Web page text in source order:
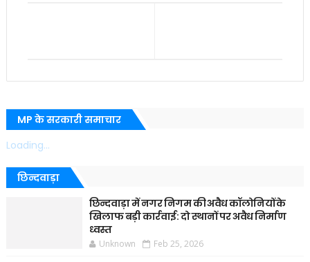
MP के सरकारी समाचार
Loading...
छिन्दवाड़ा
छिन्दवाड़ा में नगर निगम की अवैध कॉलोनियों के
खिलाफ बड़ी कार्रवाई: दो स्थानों पर अवैध निर्माण
ध्वस्त
Unknown Feb 25, 2026